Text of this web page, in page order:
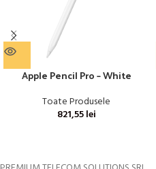
Apple Pencil Pro – White
Toate Produsele
821,55lei